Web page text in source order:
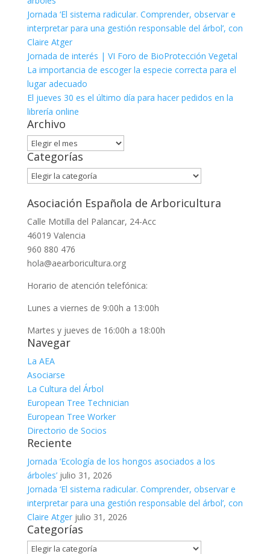
Jornada ‘El sistema radicular. Comprender, observar e
interpretar para una gestión responsable del árbol’, con
Claire Atger
Jornada de interés | VI Foro de BioProtección Vegetal
La importancia de escoger la especie correcta para el
lugar adecuado
El jueves 30 es el último día para hacer pedidos en la
librería online
Archivo
Archivo
Categorías
Categorías
Asociación Española de Arboricultura
Calle Motilla del Palancar, 24-Acc
46019 Valencia
960 880 476
hola@aearboricultura.org
Horario de atención telefónica:
Lunes a viernes de 9:00h a 13:00h
Martes y jueves de 16:00h a 18:00h
Navegar
La AEA
Asociarse
La Cultura del Árbol
European Tree Technician
European Tree Worker
Directorio de Socios
Reciente
Jornada ‘Ecología de los hongos asociados a los
árboles’ julio 31, 2026
Jornada ‘El sistema radicular. Comprender, observar e
interpretar para una gestión responsable del árbol’, con
Claire Atger julio 31, 2026
Categorías
Categorías